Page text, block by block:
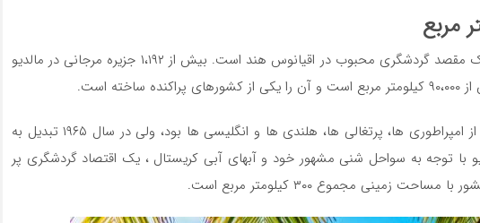
مالدیو از نظر مساحت و جمعیت یک مقصد گردشگری محبوب در اقیانوس هند است. بیش از ۱،۱۹۲ جزیره مرجانی در مالدیو
است.
این کشور زمانی مستعمره بسیاری از امپراطوری ها، پرتغالی ها، هلندی ها و انگلیسی ها بود، ولی در سال ۱۹۶۵ تبدیل به
با توجه به سواحل شنی مشهور خود و آبهای آبی کریستال ، یک اقتصاد گردشگری پر
زمینی مجموع ۳۰۰ کیلومتر مربع است.